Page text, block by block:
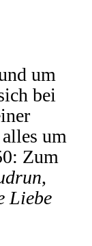
um
bei
um
Zum
,
Liebe